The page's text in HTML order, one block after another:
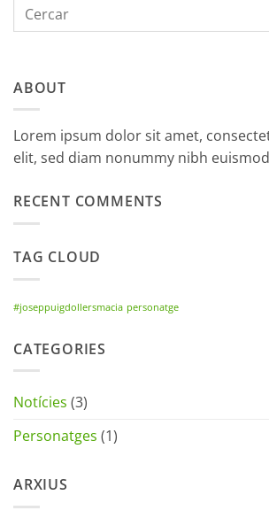
ABOUT
Lorem ipsum dolor sit amet,
elit, sed diam nonummy nibh
RECENT COMMENTS
TAG CLOUD
#joseppuigdollersmacia personatge
CATEGORIES
Notícies (3)
Personatges (1)
ARXIUS